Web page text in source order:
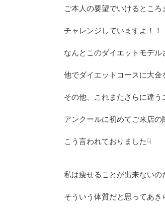
ご本人の要望でいけるとこ
チャレンジしていますよ！！
なんとこのダイエットモデル
他でダイエットコースに大金
その他、これまたさらに違
アンクールに初めてご来店の
こう言われておりました☟
私は痩せることが出来ないの
そういう体質だと思ってあき